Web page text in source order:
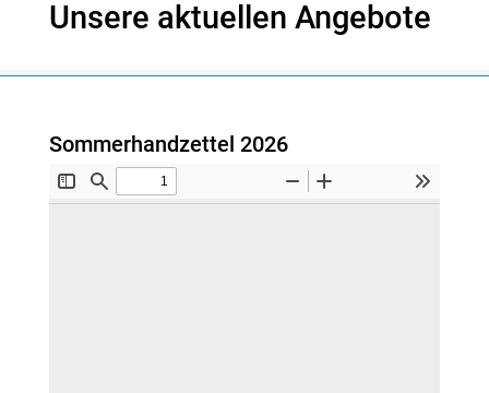
Unsere aktuellen Angebote
Sommerhandzettel 2026